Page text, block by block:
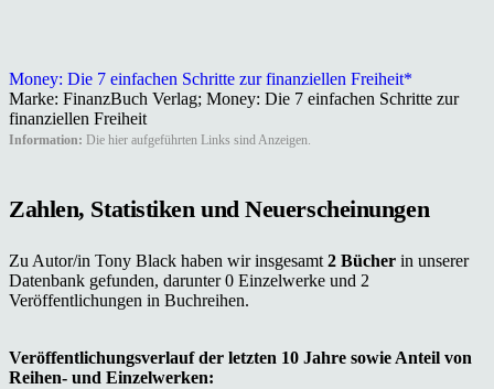
Money: Die 7 einfachen Schritte zur finanziellen Freiheit*
Marke: FinanzBuch Verlag; Money: Die 7 einfachen Schritte zur
finanziellen Freiheit
Information: Die hier aufgeführten Links sind Anzeigen.
Zahlen, Statistiken und Neuerscheinungen
Zu Autor/in Tony Black haben wir insgesamt2 Bücher in unserer
Datenbank gefunden, darunter 0 Einzelwerke und 2
Veröffentlichungen in Buchreihen.
Veröffentlichungsverlauf der letzten 10 Jahre sowie Anteil von
Reihen- und Einzelwerken: